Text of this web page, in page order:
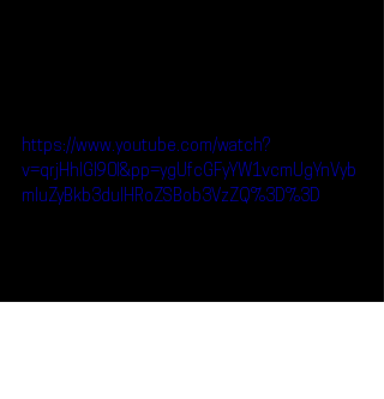
https://www.youtube.com/watch?
v=qrjHhIGl90I&pp=ygUfcGFyYW1vcmUgYnVyb
mluZyBkb3duIHRoZSBob3VzZQ%3D%3D